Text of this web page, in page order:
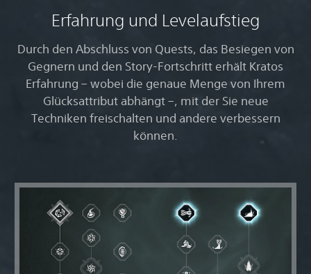
Erfahrung und Levelaufstieg
Durch den Abschluss von Quests, das Besiegen von
Gegnern und den Story-Fortschritt erhält Kratos
Erfahrung – wobei die genaue Menge von Ihrem
Glücksattribut abhängt –, mit der Sie neue
Techniken freischalten und andere verbessern
können.